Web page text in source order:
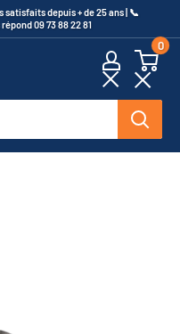
depuis + de 25 ans | 📞​
09 73 88 22 81
0